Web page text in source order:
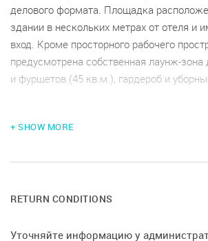
делового формата. Площадка
здании в нескольких метрах от отеля и
вход. Кроме просторного рабочего
предусмотрена собственная лаунж-
и фуршетов (45 кв.м.), гардероб и
Кондиционер
, можно шуметь после 23:00
+ SHOW MORE
RETURN CONDITIONS
Уточняйте информацию у